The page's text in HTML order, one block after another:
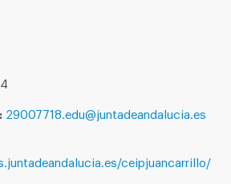
29007718.edu@juntadeandalucia.es
ceipjuancarrillo/